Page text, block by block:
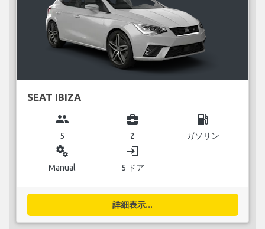
SEAT IBIZA
group
5
business_center
2
local_gas_station
ガソリン
miscellaneous_services
Manual
login
5 ドア
詳細表示...